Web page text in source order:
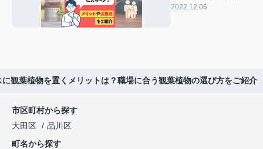
べき？メリットや注
2022.12.06
に観葉植物を置くメリットは？職場に合う観葉植物の選び方をご紹介
市区町村から探す
大田区
品川区
町名から探す